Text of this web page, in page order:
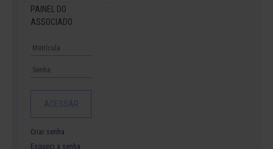
PAINEL DO
ASSOCIADO
Criar senha
Esqueci a senha